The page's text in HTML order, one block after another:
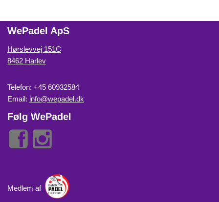
WePadel ApS
Hørslevvej 151C
8462 Harlev
Telefon: +45 60932584
Email: info@wepadel.dk
Følg WePadel
Medlem af